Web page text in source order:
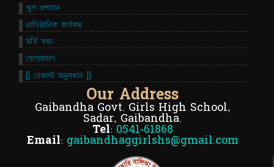
Our Address
Gaibandha Govt. Girls High School,
Sadar, Gaibandha.
Tel: 0541-61868
Email: gaibandhaggirlshs@gmail.com
স্কুল প্রশাসন
প্রাতিষ্ঠানিক কার্যকম
ভর্তি তথ্য
যোগাযোগ
[[ রেজাল্ট অনুসন্ধান ]]